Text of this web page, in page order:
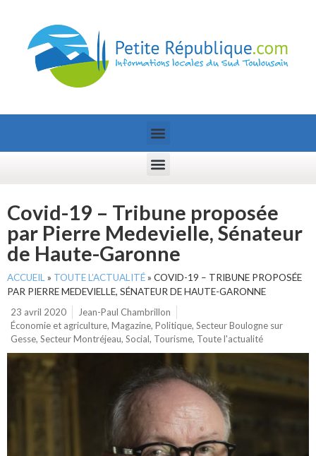
Covid-19 – Tribune proposée
par Pierre Medevielle, Sénateur
de Haute-Garonne
ACCUEIL » TOUTE L’ACTUALITÉ» COVID-19 – TRIBUNE PROPOSÉE
PAR PIERRE MEDEVIELLE, SÉNATEUR DE HAUTE-GARONNE
23 avril 2020
Jean-Paul Chambrillon
Économie et agriculture, Magazine, Politique, Secteur Boulogne sur
Gesse, Secteur Montréjeau, Social, Tourisme, Toute l'actualité